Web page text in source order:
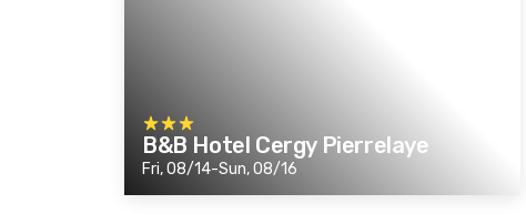
B&B Hotel Cergy Pierrelaye
Fri, 08/14-Sun, 08/16